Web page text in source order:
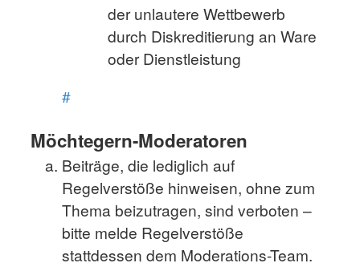
der unlautere Wettbewerb
durch Diskreditierung an Ware
oder Dienstleistung
#
Möchtegern-Moderatoren
Beiträge, die lediglich auf
Regelverstöße hinweisen, ohne zum
Thema beizutragen, sind verboten –
bitte melde Regelverstöße
stattdessen dem Moderations-Team.